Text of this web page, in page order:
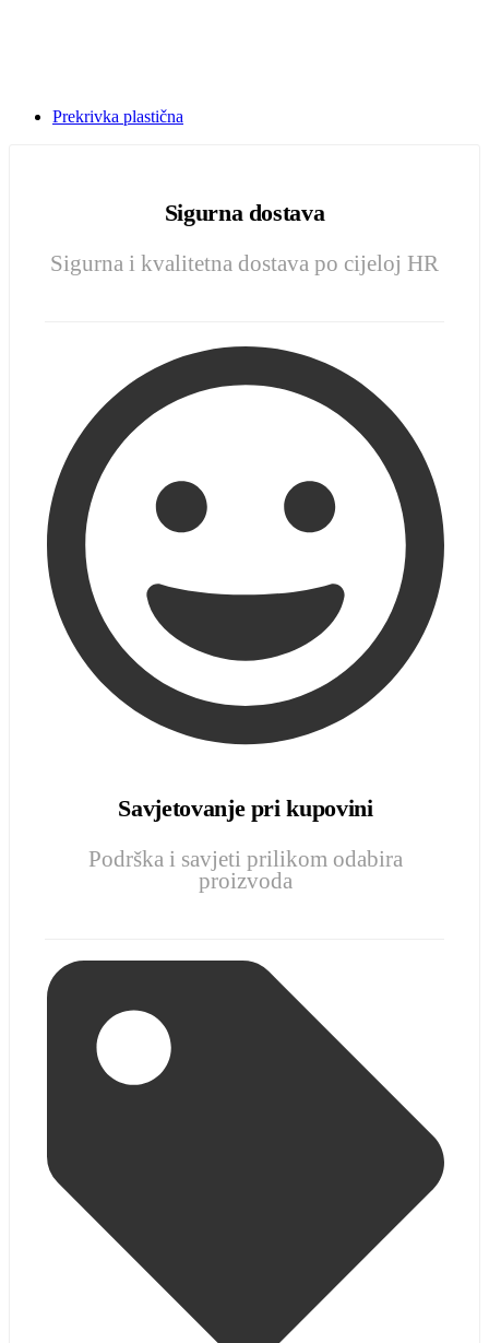
Prekrivka plastična
Sigurna dostava
Sigurna i kvalitetna dostava po cijeloj HR
Savjetovanje pri kupovini
Podrška i savjeti prilikom odabira
proizvoda